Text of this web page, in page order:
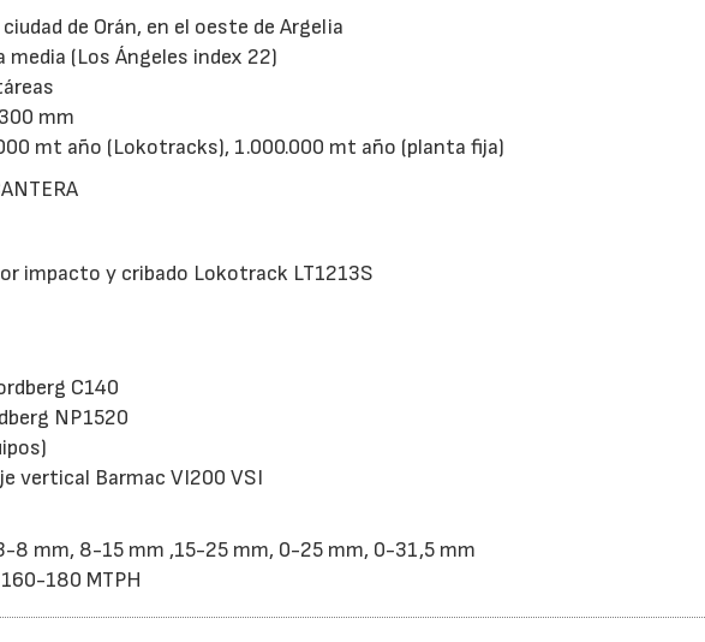
de Orán, en el oeste de Argelia
media (Los Ángeles index 22)
mm
mt año (Lokotracks), 1.000.000 mt año (planta fija)
impacto y cribado Lokotrack LT1213S
C140
NP1520
vertical Barmac VI200 VSI
8 mm, 8-15 mm ,15-25 mm, 0-25 mm, 0-31,5 mm
180 MTPH